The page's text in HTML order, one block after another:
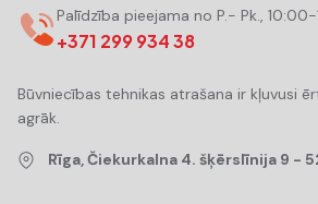
Palīdzība pieejama no P.- Pk.,
+371 299 934 38
Būvniecības tehnikas atrašana ir kļuvusi
agrāk.
Rīga, Čiekurkalna 4. šķērslīnija 9 -